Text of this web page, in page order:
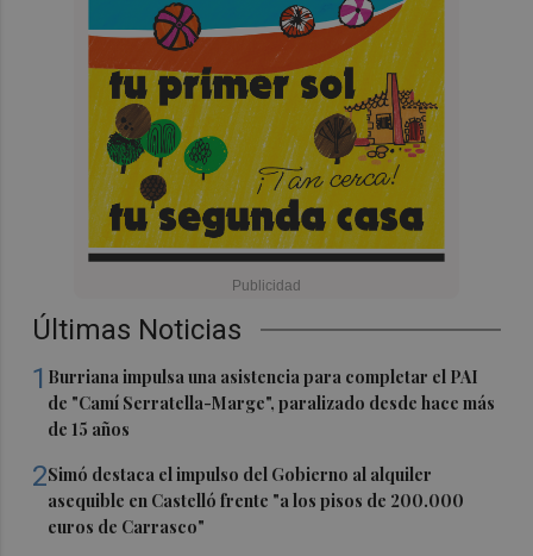
Últimas Noticias
1 Burriana impulsa una asistencia para completar el PAI
de "Camí Serratella-Marge", paralizado desde hace más
de 15 años
2Simó destaca el impulso del Gobierno al alquiler
asequible en Castelló frente "a los pisos de 200.000
euros de Carrasco"